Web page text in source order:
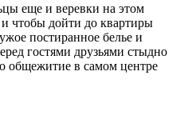
еще и веревки на этом
и чтобы дойти до квартиры
постиранное белье и
гостями друзьями стыдно
общежитие в самом центре